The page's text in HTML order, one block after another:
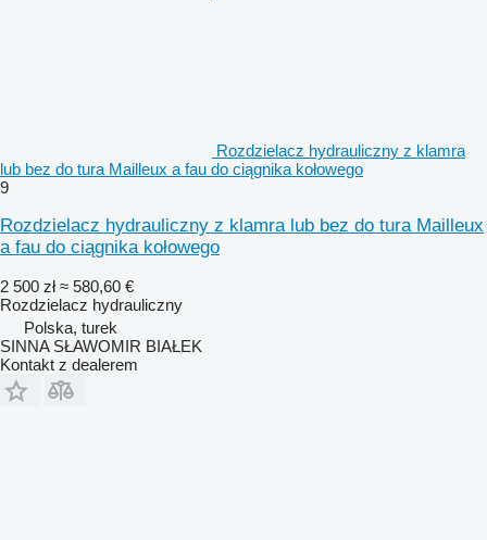
Rozdzielacz hydrauliczny z klamra
lub bez do tura Mailleux a fau do ciągnika kołowego
9
Rozdzielacz hydrauliczny z klamra lub bez do tura Mailleux
a fau do ciągnika kołowego
2 500 zł ≈ 580,60 €
Rozdzielacz hydrauliczny
Polska, turek
SINNA SŁAWOMIR BIAŁEK
Kontakt z dealerem